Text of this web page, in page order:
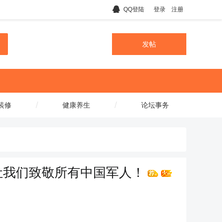
QQ登陆 登录 注册
发帖
修 / 健康养生 / 论坛事务
们致敬所有中国军人！